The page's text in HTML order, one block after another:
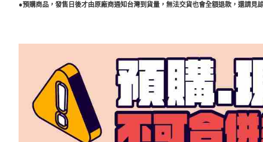
●預購商品，發售日後才由原廠商通知台灣到貨量，無法交貨也會全額退款，還請見